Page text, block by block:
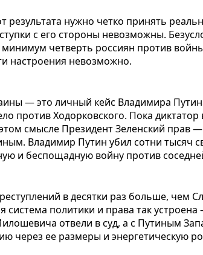
результата нужно четко принять
с его стороны невозможны.
четверть россиян против
настроения невозможно.
— это личный кейс Владимира
против Ходорковского. Пока
смысле Президент Зеленский прав
Владимир Путин убил сотни тысяч
и беспощадную войну против
в десятки раз больше, чем
система политики и права так
отвели в суд, а с Путиным
через ее размеры и энергетическую